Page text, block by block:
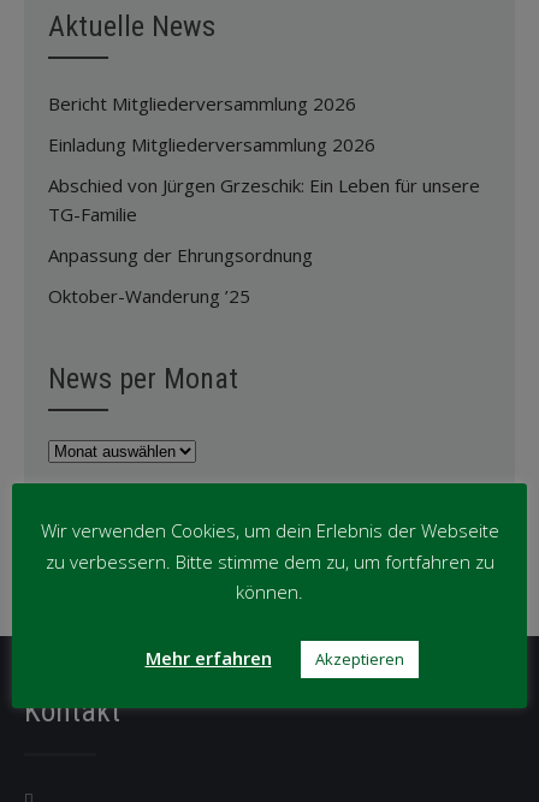
Aktuelle News
Bericht Mitgliederversammlung 2026
Einladung Mitgliederversammlung 2026
Abschied von Jürgen Grzeschik: Ein Leben für unsere
TG-Familie
Anpassung der Ehrungsordnung
Oktober-Wanderung ’25
News per Monat
News
per
News per Kategorie
Kontakt
Wir verwenden Cookies, um dein Erlebnis der Webseite
zu verbessern. Bitte stimme dem zu, um fortfahren zu
können.
Mehr erfahren Akzeptieren